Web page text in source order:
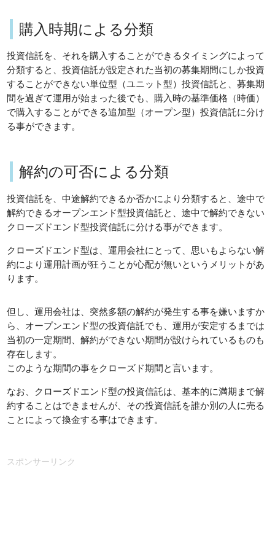
購入時期による分類
投資信託を、それを購入することができるタイミングによって
分類すると、投資信託が設定された当初の募集期間にしか投資
することができない単位型（ユニット型）投資信託と、募集期
間を過ぎて運用が始まった後でも、購入時の基準価格（時価）
で購入することができる追加型（オープン型）投資信託に分け
る事ができます。
解約の可否による分類
投資信託を、中途解約できるか否かにより分類すると、途中で
解約できるオープンエンド型投資信託と、途中で解約できない
クローズドエンド型投資信託に分ける事ができます。
クローズドエンド型は、運用会社にとって、思いもよらない解
約により運用計画が狂うことが心配が無いというメリットがあ
ります。
但し、運用会社は、突然多額の解約が発生する事を嫌いますか
ら、オープンエンド型の投資信託でも、運用が安定するまでは
当初の一定期間、解約ができない期間が設けられているものも
存在します。
このような期間の事をクローズド期間と言います。
なお、クローズドエンド型の投資信託は、基本的に満期まで解
約することはできませんが、その投資信託を誰か別の人に売る
ことによって換金する事はできます。
スポンサーリンク